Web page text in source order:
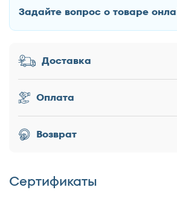
Как Вас зовут?
Заголовок
Оценка товара
Достоинства
Задайте вопрос о товаре
Доставка
Оплата
Возврат
Сертификаты